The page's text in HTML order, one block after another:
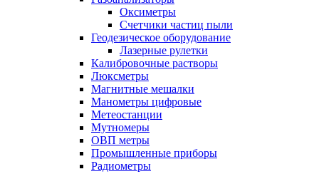
Оксиметры
Счетчики частиц пыли
Геодезическое оборудование
Лазерные рулетки
Калибровочные растворы
Люксметры
Магнитные мешалки
Манометры цифровые
Метеостанции
Мутномеры
ОВП метры
Промышленные приборы
Радиометры